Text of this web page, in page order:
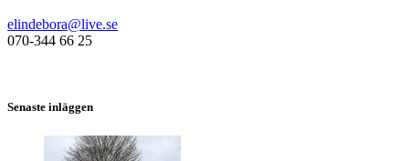
elindebora@live.se
070-344 66 25
Senaste inläggen